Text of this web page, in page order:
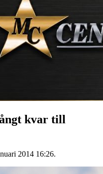
kvar till
2014 16:26.